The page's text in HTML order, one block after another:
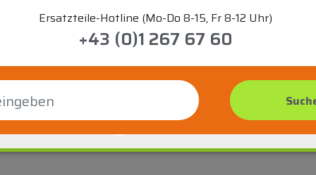
Ersatzteile-Hotline (Mo-Do 8-15, Fr 8-12 Uhr)
+43 (0)1 267 67 60